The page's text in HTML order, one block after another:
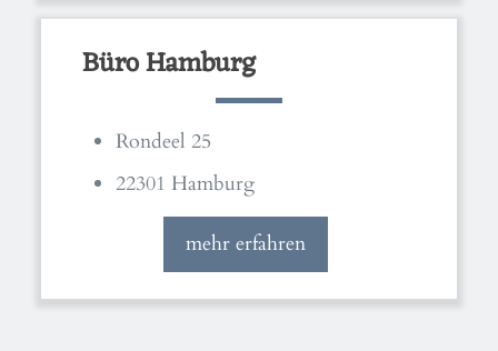
Büro Hamburg
Rondeel 25
22301 Hamburg
mehr erfahren